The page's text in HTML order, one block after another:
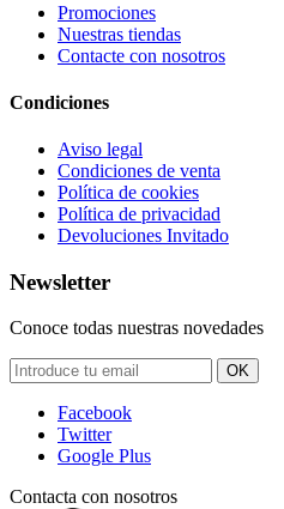
Promociones
Nuestras tiendas
Contacte con nosotros
Condiciones
Aviso legal
Condiciones de venta
Política de cookies
Política de privacidad
Devoluciones Invitado
Newsletter
Conoce todas nuestras novedades
OK
Facebook
Twitter
Google Plus
Contacta con nosotros